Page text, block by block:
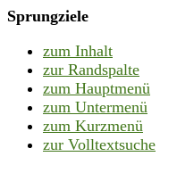
Sprungziele
zum Inhalt
zur Randspalte
zum Hauptmenü
zum Untermenü
zum Kurzmenü
zur Volltextsuche